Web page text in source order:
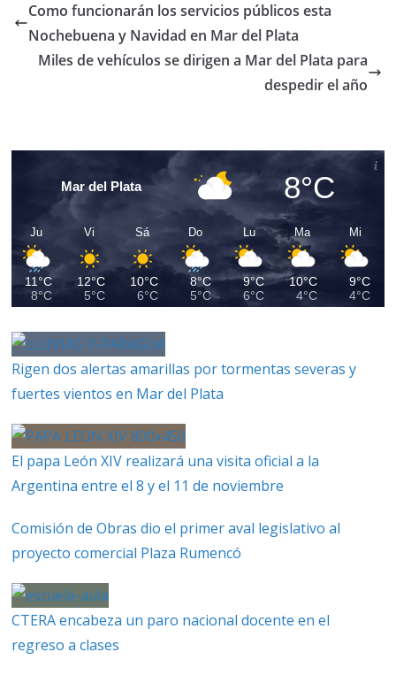
Como funcionarán los servicios públicos esta
Nochebuena y Navidad en Mar del Plata
Miles de vehículos se dirigen a Mar del Plata para
despedir el año
Mar del Plata 8°C
Ju
11°C
8°C
Vi
12°C
5°C
Sá
10°C
6°C
Do
8°C
5°C
Lu
9°C
6°C
Ma
10°C
4°C
Mi
9°C
4°C
Rigen dos alertas amarillas por tormentas severas y
fuertes vientos en Mar del Plata
El papa León XIV realizará una visita oficial a la
Argentina entre el 8 y el 11 de noviembre
Comisión de Obras dio el primer aval legislativo al
proyecto comercial Plaza Rumencó
CTERA encabeza un paro nacional docente en el
regreso a clases